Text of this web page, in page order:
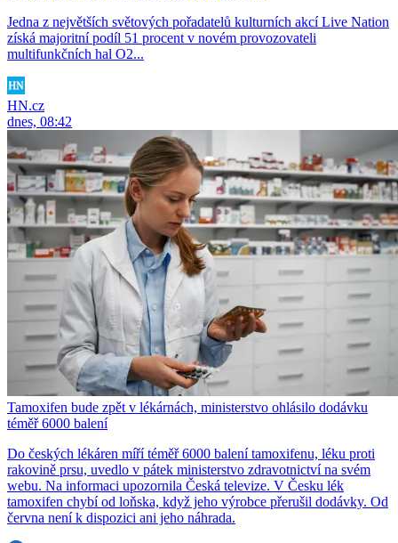
Jedna z největších světových pořadatelů kulturních akcí Live Nation
získá majoritní podíl 51 procent v novém provozovateli
multifunkčních hal O2...
HN.cz
dnes, 08:42
Tamoxifen bude zpět v lékárnách, ministerstvo ohlásilo dodávku
téměř 6000 balení
Do českých lékáren míří téměř 6000 balení tamoxifenu, léku proti
rakovině prsu, uvedlo v pátek ministerstvo zdravotnictví na svém
webu. Na informaci upozornila Česká televize. V Česku lék
tamoxifen chybí od loňska, když jeho výrobce přerušil dodávky. Od
června není k dispozici ani jeho náhrada.